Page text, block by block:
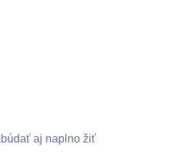
aj naplno žiť